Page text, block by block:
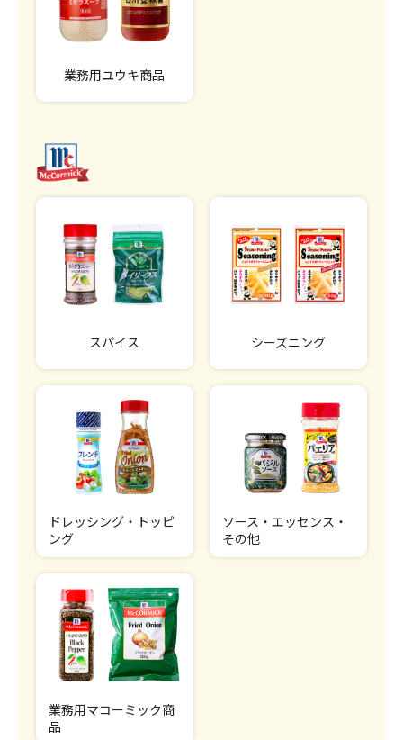
業務用ユウキ商品
スパイス シーズニング
ドレッシング・トッピ
ング
ソース・エッセンス・
その他
業務用マコーミック商
品